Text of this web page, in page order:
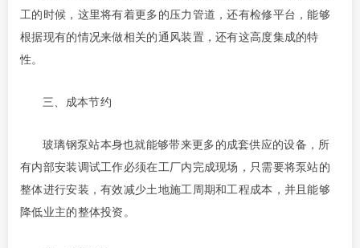
工的时候，这里将有着更多的压力管道，还有检修平台，能够
根据现有的情况来做相关的通风装置，还有这高度集成的特
性。
三、 成本节约
玻璃钢泵站本身也就能够带来更多的成套供应的设备，所
有内部安装调试工作必须在工厂内完成现场，只需要将泵站的
整体进行安装，有效减少土地施工周期和工程成本，并且能够
降低业主的整体投资。